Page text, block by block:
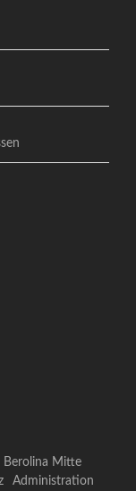
Mitte
Administration